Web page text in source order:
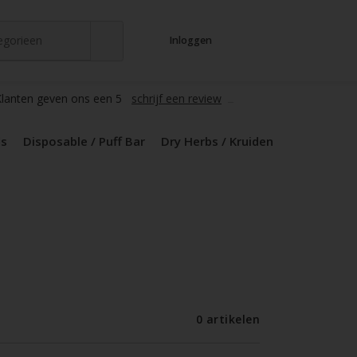
Inloggen
geven ons een 5 schrijf een review
Disposable / Puff Bar Dry Herbs / Kruiden
0 artikelen